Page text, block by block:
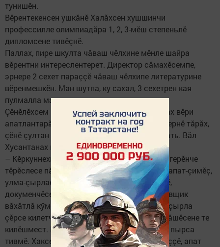
тунишӗн.
Вӗрентекенсен ушкăнӗ Халăхсен хушшинчи
профессилле олимпиадăра 1, 2, 3-мӗш степеньлӗ
дипломсене тивӗçнӗ.
Паллах, пире шкулта чăваш чӗлхине мӗнле шайра
вӗрентни интереслентерет. Директор сăмахӗсемпе,
эрнере 2 сехет параççӗ чăваш чӗлхипе литературине
вӗренмешкӗн. Ман шутпа, ку сахал, 3 сехетрен кая
пулмалла мар пек.
Çӗнӗлӗхсем пирки калас пулсан, вăл ытларах вӗри
апатлантарăва пырса тивет. Директор пӗлтернӗ тăрăх,
çӗнӗ çултан апат-çимӗç поставщикӗ улшăнать. Вăл
Хусантанах пулать.
– Кӗркуннехи каникулсенче иртекен шкул лагерӗнче
тӗрӗслесе пăхрăмăр ӗнтӗ вӗсене. Питӗ паха апат-çимӗç,
улма-çырласем чылай, пăсăлмасăр килеççӗ,
докуменчӗсем те йӗркеллӗ. Малтанхи поставщик
вăхăтлă кӳместчӗ, час-час пирӗн пата улма-çырла
çӗрсе килетчӗ. Паллах, ку ачасене, ашшӗ-амăшӗсене те
килӗшмест.​ Поставщик улшăнни апат хакне пырса
тивмӗ. Хаксем мӗнле пулнă – çаплипех юлаççӗ, апат